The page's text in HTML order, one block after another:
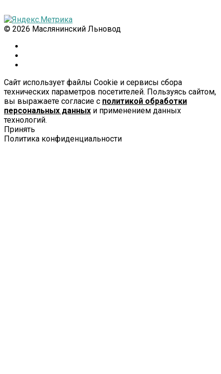
© 2026 Маслянинский Льновод
Сайт использует файлы Cookie и сервисы сбора
технических параметров посетителей. Пользуясь сайтом,
вы выражаете согласие с политикой обработки
персональных данных и применением данных
технологий.
Принять
Политика конфиденциальности